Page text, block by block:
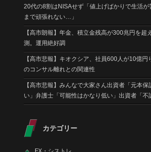
20代の8割はNISAせず「値上げばかりで生活が
まで頑張れない…」
【高市朗報】年金、積立金残高が300兆円を超
測。運用絶好調
【高市悲報】キオクシア、社員600人が10億円
のコンサル離れとの関連性
【高市悲報】みんなで大家さん出資者「元本保
い」弁護士「可能性はかなり低い」出資者「不
カテゴリー